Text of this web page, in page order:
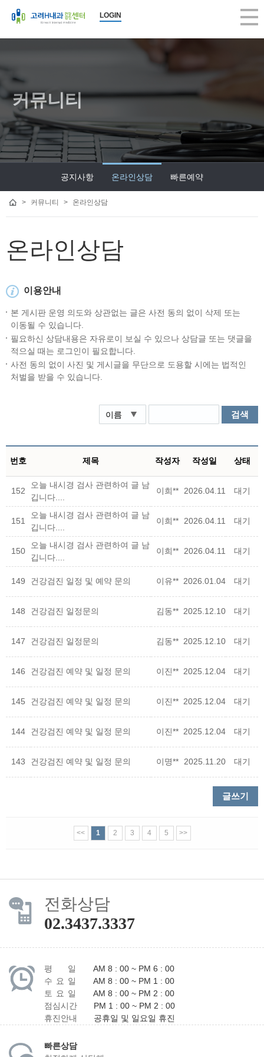
LOGIN
커뮤니티
공지사항 온라인상담 빠른예약
> 커뮤니티 > 온라인상담
온라인상담
이용안내
본 게시판 운영 의도와 상관없는 글은 사전 동의 없이 삭제 또는
이동될 수 있습니다.
필요하신 상담내용은 자유로이 보실 수 있으나 상담글 또는 댓글을
적으실 때는 로그인이 필요합니다.
사전 동의 없이 사진 및 게시글을 무단으로 도용할 시에는 법적인
처벌을 받을 수 있습니다.
검색
번호 제목 작성자 작성일 상태
152
오늘 내시경 검사 관련하여 글 남
깁니다....
이희** 2026.04.11 대기
151
오늘 내시경 검사 관련하여 글 남
깁니다....
이희** 2026.04.11 대기
150
오늘 내시경 검사 관련하여 글 남
깁니다....
이희** 2026.04.11 대기
149 건강검진 일정 및 예약 문의 이유** 2026.01.04 대기
148 건강검진 일정문의 김동** 2025.12.10 대기
147 건강검진 일정문의 김동** 2025.12.10 대기
146 건강검진 예약 및 일정 문의 이진** 2025.12.04 대기
145 건강검진 예약 및 일정 문의 이진** 2025.12.04 대기
144 건강검진 예약 및 일정 문의 이진** 2025.12.04 대기
143 건강검진 예약 및 일정 문의 이명** 2025.11.20 대기
글쓰기
<< 1 2 3 4 5 >>
전화상담
02.3437.3337
평 일
AM 8 : 00 ~ PM 6 : 00
수 요 일
AM 8 : 00 ~ PM 1 : 00
토 요 일
AM 8 : 00 ~ PM 2 : 00
점심시간
PM 1 : 00 ~ PM 2 : 00
휴진안내
공휴일 및 일요일 휴진
빠른상담